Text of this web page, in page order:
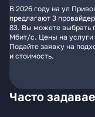
В 2026 году на ул
предлагают 3
83. Вы можете выбрать
Мбит/с. Цены на услуги
Подайте заявку на
и стоимость.
Часто